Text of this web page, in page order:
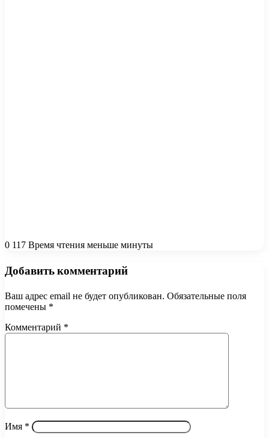
0 117 Время чтения меньше минуты
Добавить комментарий
Ваш адрес email не будет опубликован. Обязательные поля
помечены *
Комментарий *
Имя *